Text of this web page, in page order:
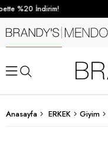
%20 İndirim!
Anasayfa ERKEK Giyim